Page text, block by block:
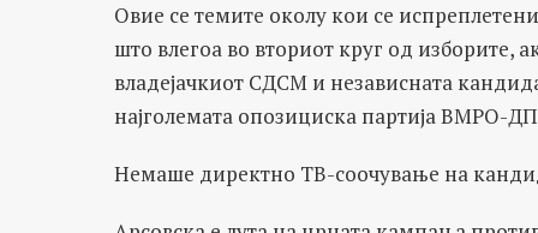
Овие се темите околу кои се
што влегоа во вториот круг од изборите,
владејачкиот СДСМ и независната
најголемата опозициска партија ВМРО-
Немаше директно ТВ-соочување на